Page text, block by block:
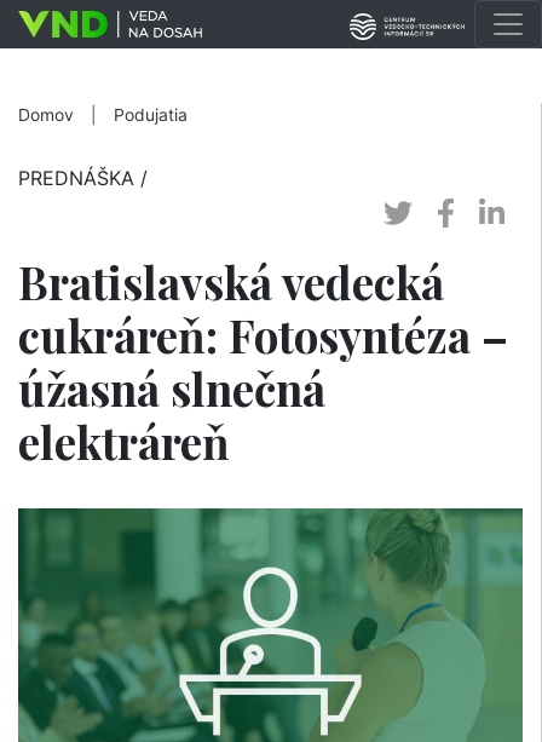
Domov Podujatia
PREDNÁŠKA /
Bratislavská vedecká
cukráreň: Fotosyntéza –
úžasná slnečná
elektráreň